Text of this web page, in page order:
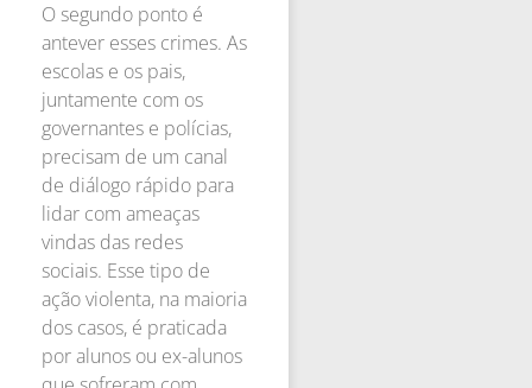
O segundo ponto é
antever esses crimes. As
escolas e os pais,
juntamente com os
governantes e polícias,
precisam de um canal
de diálogo rápido para
lidar com ameaças
vindas das redes
sociais. Esse tipo de
ação violenta, na maioria
dos casos, é praticada
por alunos ou ex-alunos